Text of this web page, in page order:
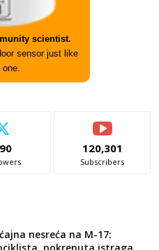
scientist.
sensor just like
120,301
Subscribers
nesreća na M-17: